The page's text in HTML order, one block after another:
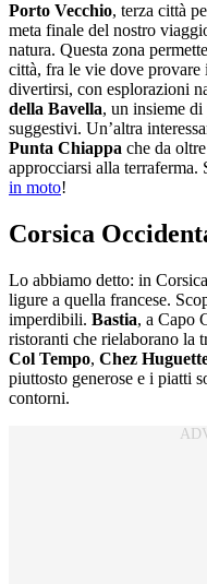
Porto Vecchio, terza città
meta finale del nostro
natura. Questa zona
città, fra le vie dove
divertirsi, con esplorazioni
della Bavella, un insieme
suggestivi. Un’altra
Punta Chiappa che da
approcciarsi alla terraferma.
in moto!
Corsica
Lo abbiamo detto: in
ligure a quella francese.
imperdibili. Bastia, a Capo
ristoranti che rielaborano la
Col Tempo, Chez
piuttosto generose e i piatti
contorni.